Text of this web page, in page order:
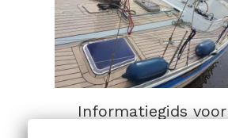
Informatiegids voor